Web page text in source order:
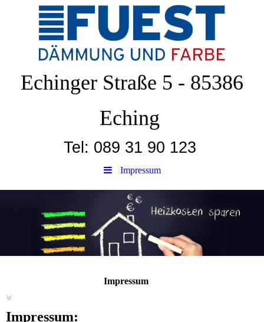
Echinger Straße 5 - 85386
Eching
Tel: 089 31 90 123
Impressum
Impressum
Impressum: